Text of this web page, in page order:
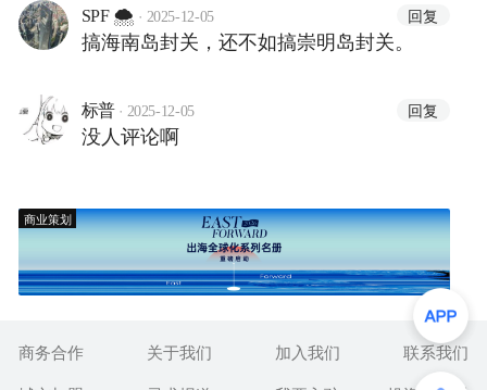
SPF 🌨 · 2025-12-05 回复
搞海南岛封关，还不如搞崇明岛封关。
标普 · 2025-12-05 回复
没人评论啊
商业策划
商务合作 关于我们 加入我们
联系我们